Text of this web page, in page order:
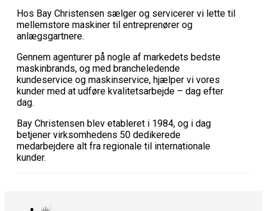
Hos Bay Christensen sælger og servicerer vi lette til
mellemstore maskiner til entreprenører og
anlægsgartnere.
Gennem agenturer på nogle af markedets bedste
maskinbrands, og med brancheledende
kundeservice og maskinservice, hjælper vi vores
kunder med at udføre kvalitetsarbejde – dag efter
dag.
Bay Christensen blev etableret i 1984, og i dag
betjener virksomhedens 50 dedikerede
medarbejdere alt fra regionale til internationale
kunder.